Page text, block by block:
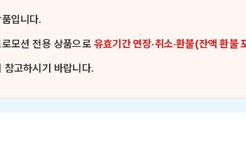
입니다.
모션 전용 상품으로유효기간 연장·취소·환불(잔액 환불
참고하시기 바랍니다.